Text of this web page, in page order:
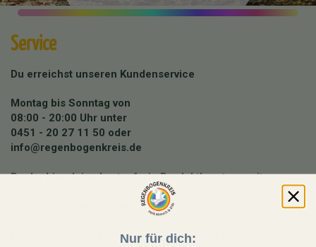
Service
Du erreichst unseren Kundenservice
Montag bis Sonntag von
08:00 - 20:00 Uhr unter
0451 - 20 27 11 50 oder
info@regenbogenkreis.de
Buche hier deine kostenfreie Produktberatung mit
Unser Shop läuft auf 100 % Ökostrom aus erneuerbaren
Nur für dich: